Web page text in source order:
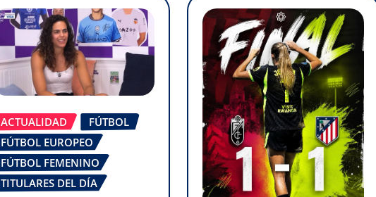
ACTUALIDAD
FÚTBOL
FÚTBOL EUROPEO
FÚTBOL FEMENINO
TITULARES DEL DÍA